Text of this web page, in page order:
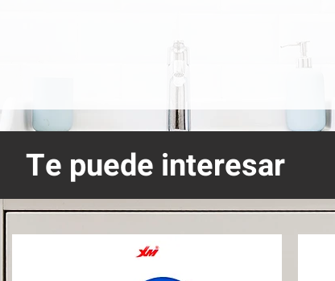
Te puede interesar